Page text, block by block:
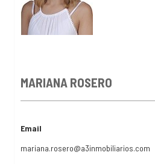
MARIANA ROSERO
Email
mariana.rosero@a3inmobiliarios.com